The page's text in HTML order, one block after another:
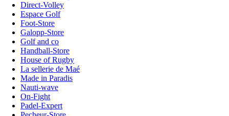
Direct-Volley
Espace Golf
Foot-Store
Galopp-Store
Golf and co
Handball-Store
House of Rugby
La sellerie de Maé
Made in Paradis
Nauti-wave
On-Fight
Padel-Expert